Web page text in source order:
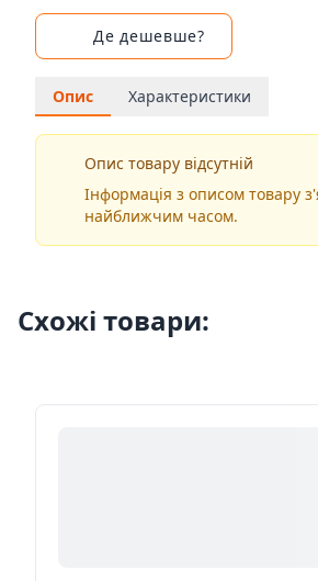
Де дешевше?
Опис Характеристики
Опис товару відсутній
Інформація з описом товару
найближчим часом.
Схожі товари: